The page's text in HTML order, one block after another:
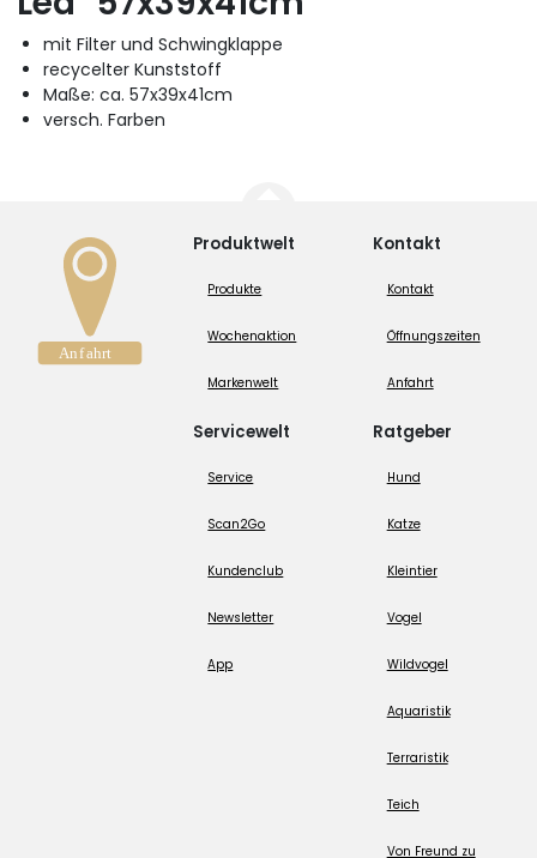
mit Filter und Schwingklappe
recycelter Kunststoff
Maße: ca. 57x39x41cm
versch. Farben
Produktwelt
Produkte
Wochenaktion
Markenwelt
Servicewelt
Service
Scan2Go
Kundenclub
Newsletter
App
Kontakt
Kontakt
Öffnungszeiten
Anfahrt
Ratgeber
Hund
Katze
Kleintier
Vogel
Wildvogel
Aquaristik
Terraristik
Teich
Von Freund zu